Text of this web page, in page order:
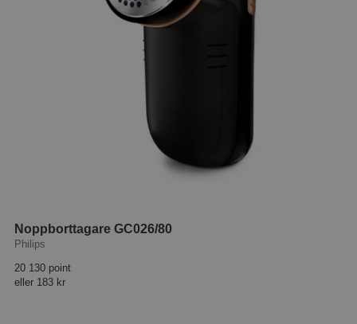
Noppborttagare GC026/80
Philips
20 130 point
eller 183 kr